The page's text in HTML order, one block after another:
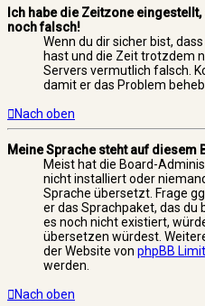
Ich habe die Zeitzone
noch falsch!
Wenn du dir sicher bist,
hast und die Zeit trotzdem
Servers vermutlich falsch.
damit er das Problem
Nach oben
Meine Sprache steht auf diesem
Meist hat die Board-
nicht installiert oder
Sprache übersetzt. Frage
er das Sprachpaket, das du
es noch nicht existiert,
übersetzen würdest.
der Website von phpBB
werden.
Nach oben